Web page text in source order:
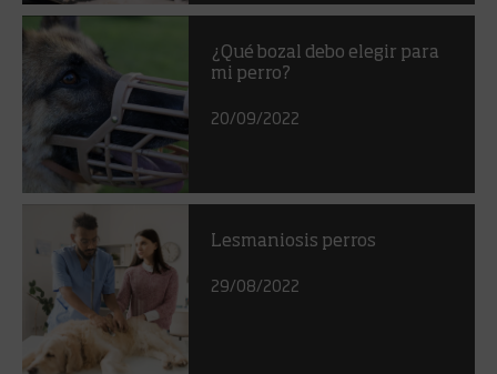
¿Qué bozal debo elegir para
mi perro?
20/09/2022
Lesmaniosis perros
29/08/2022